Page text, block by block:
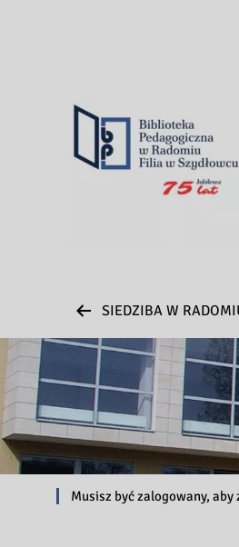
SIEDZIBA W
Musisz być zalogowany, aby